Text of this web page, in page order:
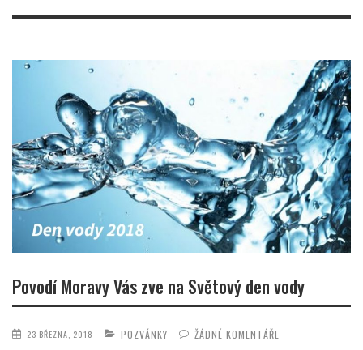
Povodí Moravy Vás zve na Světový den vody
23 BŘEZNA, 2018 POZVÁNKY ŽÁDNÉ KOMENTÁŘE